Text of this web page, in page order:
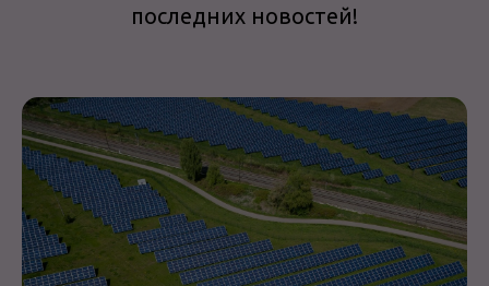
последних новостей!